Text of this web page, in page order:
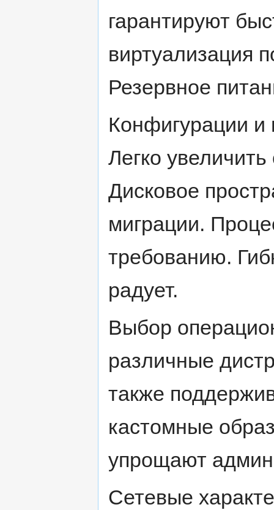
гарантируют
виртуализация
Резервное
Конфигурации
Легко
Дисковое
миграции.
требованию.
радует.
Выбор
различные
также
кастомные
упрощают
Сетевые